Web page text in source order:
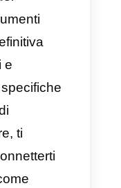
dovresti
più che mai.
che rilevanti
potrebbe